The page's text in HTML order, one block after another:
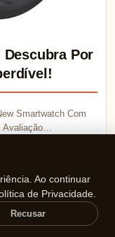
Por
Smartwatch Com
Avaliação…
⏱ 8 min de leitura
Ao continuar
de Privacidade.
Recusar